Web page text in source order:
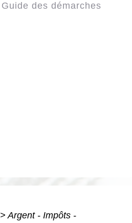
Guide des démarches
> Argent - Impôts -